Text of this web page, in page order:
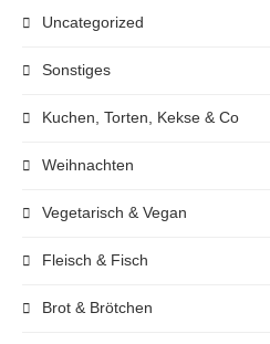
Uncategorized
Sonstiges
Kuchen, Torten, Kekse & Co
Weihnachten
Vegetarisch & Vegan
Fleisch & Fisch
Brot & Brötchen